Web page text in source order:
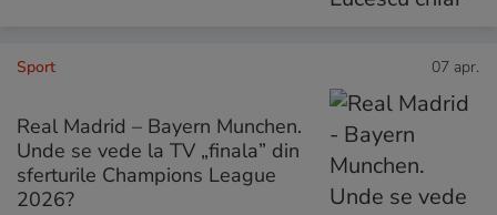
Sport 07 apr.
Real Madrid – Bayern Munchen.
Unde se vede la TV „finala” din
sferturile Champions League
2026?